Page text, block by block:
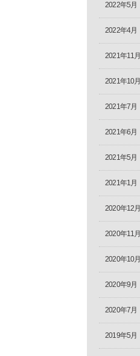
2022年5月
2022年4月
2021年11月
2021年10月
2021年7月
2021年6月
2021年5月
2021年1月
2020年12月
2020年11月
2020年10月
2020年9月
2020年7月
2019年5月